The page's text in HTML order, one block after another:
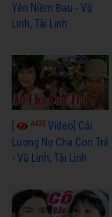
Yên Niềm Đau - Vũ
Linh, Tài Linh
4433 Video] Cải
Lương Nợ Cha Con Trả
- Vũ Linh, Tài Linh